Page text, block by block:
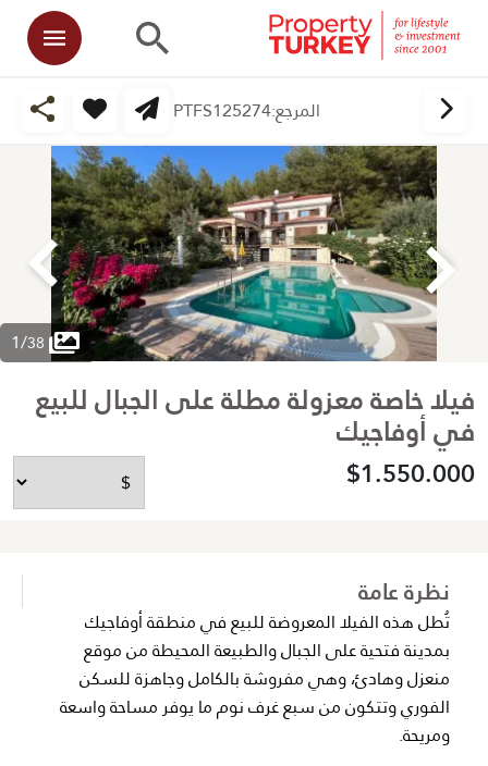
المرجع:PTFS125274
1/38
فيلا خاصة معزولة مطلة على الجبال للبيع
في أوفاجيك
$1.550.000
نظرة عامة
تُطل هذه الفيلا المعروضة للبيع في منطقة أوفاجيك
بمدينة فتحية على الجبال والطبيعة المحيطة من موقع
منعزل وهادئ، وهي مفروشة بالكامل وجاهزة للسكن
الفوري وتتكون من سبع غرف نوم ما يوفر مساحة واسعة
ومريحة.